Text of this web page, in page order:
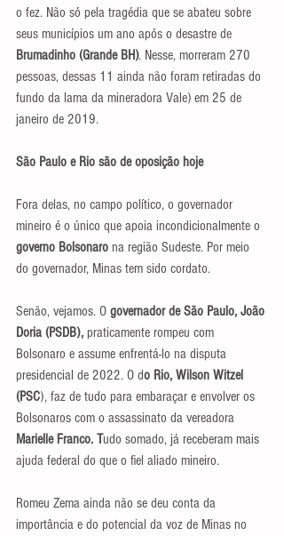
o fez. Não só pela tragédia que se abateu sobre
seus municípios um ano após o desastre de
Brumadinho (Grande BH). Nesse, morreram 270
pessoas, dessas 11 ainda não foram retiradas do
fundo da lama da mineradora Vale) em 25 de
janeiro de 2019.
São Paulo e Rio são de oposição hoje
Fora delas, no campo político, o governador
mineiro é o único que apoia incondicionalmente o
governo Bolsonaro na região Sudeste. Por meio
do governador, Minas tem sido cordato.
Senão, vejamos. O governador de São Paulo, João
Doria (PSDB), praticamente rompeu com
Bolsonaro e assume enfrentá-lo na disputa
presidencial de 2022. O do Rio, Wilson Witzel
(PSC), faz de tudo para embaraçar e envolver os
Bolsonaros com o assassinato da vereadora
Marielle Franco. Tudo somado, já receberam mais
ajuda federal do que o fiel aliado mineiro.
Romeu Zema ainda não se deu conta da
importância e do potencial da voz de Minas no